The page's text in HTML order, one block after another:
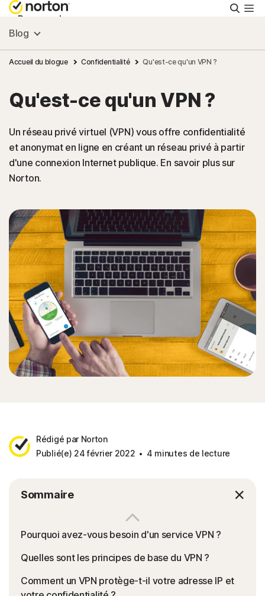
Personnel
Small Business
Ressources
Support
Essayer gratuitement
Canada
Connexion
Blog
Accueil du blogue Confidentialité Qu'est-ce qu'un VPN ?
Qu'est-ce qu'un VPN ?
Un réseau privé virtuel (VPN) vous offre confidentialité
et anonymat en ligne en créant un réseau privé à partir
d'une connexion Internet publique. En savoir plus sur
Norton.
Rédigé par Norton
Publié(e) 24 février 2022
4 minutes de lecture
Sommaire
Pourquoi avez-vous besoin d'un service VPN ?
Quelles sont les principes de base du VPN ?
Comment un VPN protège-t-il votre adresse IP et